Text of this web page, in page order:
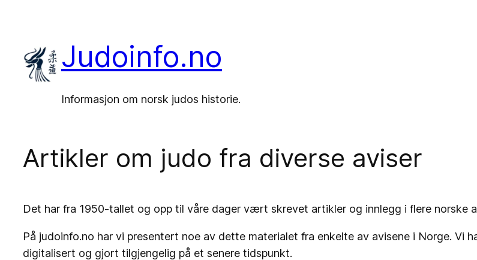
innhold
Judoinfo.no
Informasjon om norsk judos historie.
Artikler om judo fra diverse aviser
Det har fra 1950-tallet og opp til våre dager vært skrevet artikler og innlegg i flere norske
På judoinfo.no har vi presentert noe av dette materialet fra enkelte av avisene i Norge. Vi
digitalisert og gjort tilgjengelig på et senere tidspunkt.